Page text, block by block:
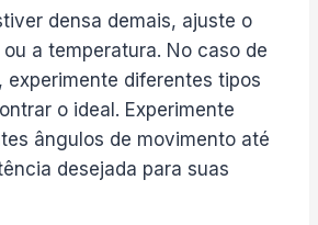
densa demais, ajuste o
a temperatura. No caso de
experimente diferentes tipos
o ideal. Experimente
ângulos de movimento até
desejada para suas